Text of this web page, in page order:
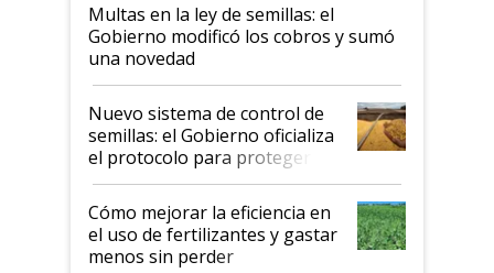
Multas en la ley de semillas: el
Gobierno modificó los cobros y sumó
una novedad
Nuevo sistema de control de
semillas: el Gobierno oficializa
el protocolo para proteger la
propiedad intelectual
Cómo mejorar la eficiencia en
el uso de fertilizantes y gastar
menos sin perder